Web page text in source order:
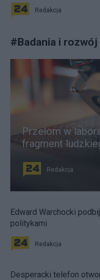
Redakcja
#Badania i rozwój
Przełom w
fragment
Redakcja
Edward Warchocki
politykami
Redakcja
Desperacki telefon